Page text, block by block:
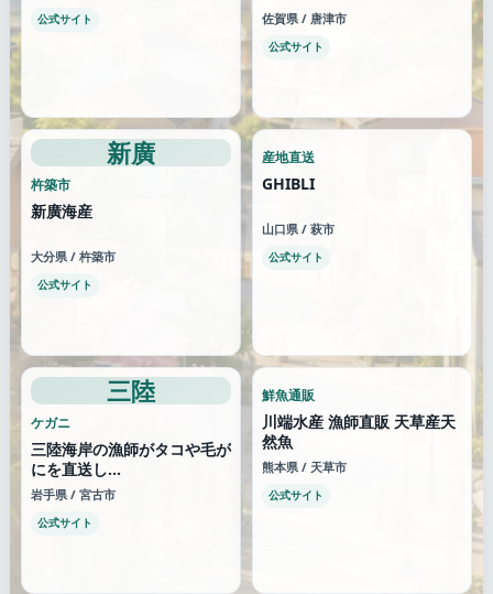
公式サイト 佐賀県 / 唐津市
公式サイト
新廣
杵築市
新廣海産
大分県 / 杵築市
公式サイト
産地直送
GHIBLI
山口県 / 萩市
公式サイト
三陸
ケガニ
三陸海岸の漁師がタコや毛が
にを直送し...
岩手県 / 宮古市
公式サイト
鮮魚通販
川端水産 漁師直販 天草産天
然魚
熊本県 / 天草市
公式サイト